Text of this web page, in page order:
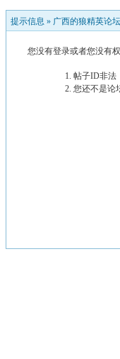
提示信息 » 广西的狼精英论坛
您没有登录或者您没有
帖子ID非法
您还不是论